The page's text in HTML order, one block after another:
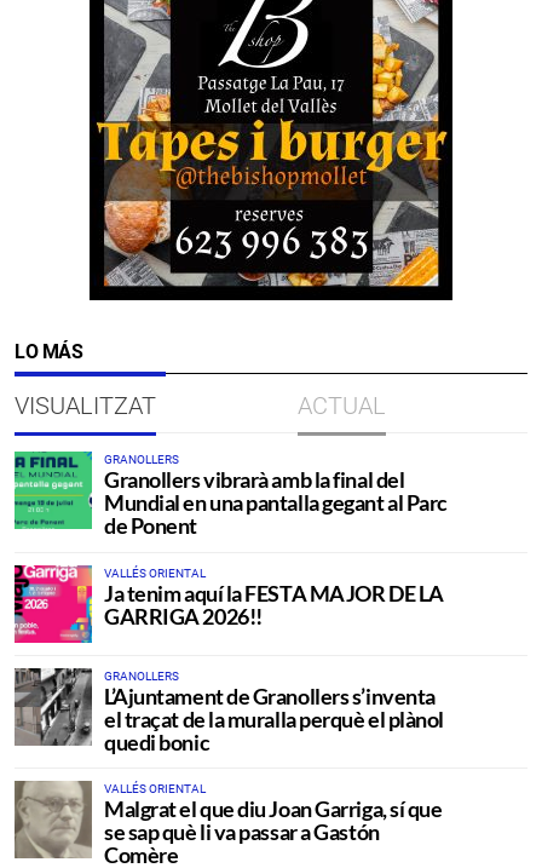
LO MÁS
VISUALITZAT ACTUAL
GRANOLLERS
Granollers vibrarà amb la final del
Mundial en una pantalla gegant al Parc
de Ponent
VALLÉS ORIENTAL
Ja tenim aquí la FESTA MAJOR DE LA
GARRIGA 2026!!
GRANOLLERS
L’Ajuntament de Granollers s’inventa
el traçat de la muralla perquè el plànol
quedi bonic
VALLÉS ORIENTAL
Malgrat el que diu Joan Garriga, sí que
se sap què li va passar a Gastón
Comère